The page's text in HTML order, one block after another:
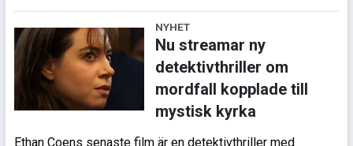
NYHET
Nu streamar ny
detektivthriller om
mordfall kopplade till
mystisk kyrka
Ethan Coens senaste film är en detektivthriller med